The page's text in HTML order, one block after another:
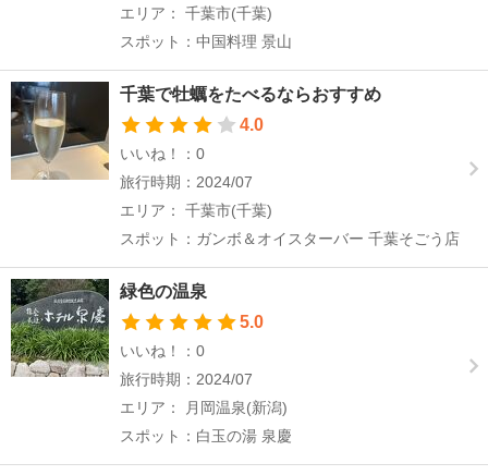
エリア： 千葉市(千葉)
スポット：中国料理 景山
千葉で牡蠣をたべるならおすすめ
4.0
いいね！：0
旅行時期：2024/07
エリア： 千葉市(千葉)
スポット：ガンボ＆オイスターバー 千葉そごう店
緑色の温泉
5.0
いいね！：0
旅行時期：2024/07
エリア： 月岡温泉(新潟)
スポット：白玉の湯 泉慶